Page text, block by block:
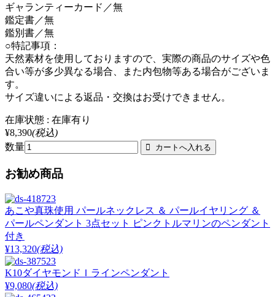
ギャランティーカード／無
鑑定書／無
鑑別書／無
○特記事項：
天然素材を使用しておりますので、実際の商品のサイズや色
合い等が多少異なる場合、また内包物等ある場合がございま
す。
サイズ違いによる返品・交換はお受けできません。
在庫状態 : 在庫有り
¥8,390(税込)
数量
お勧め商品
あこや真珠使用 パールネックレス ＆ パールイヤリング ＆
パールペンダント 3点セット ピンクトルマリンのペンダント
付き
¥13,320(税込)
K10ダイヤモンドＩラインペンダント
¥9,080(税込)